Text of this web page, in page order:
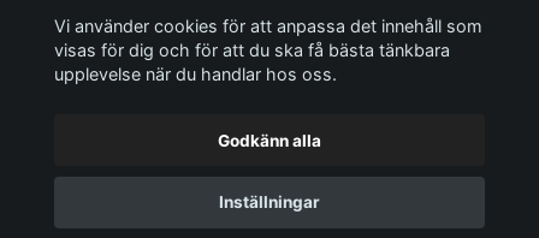
Läs mer
© 2026 Signalstyrkan - Försäljning & service av komradio!
Vi använder cookies för att anpassa det innehåll som
visas för dig och för att du ska få bästa tänkbara
upplevelse när du handlar hos oss.
Godkänn alla
Inställningar